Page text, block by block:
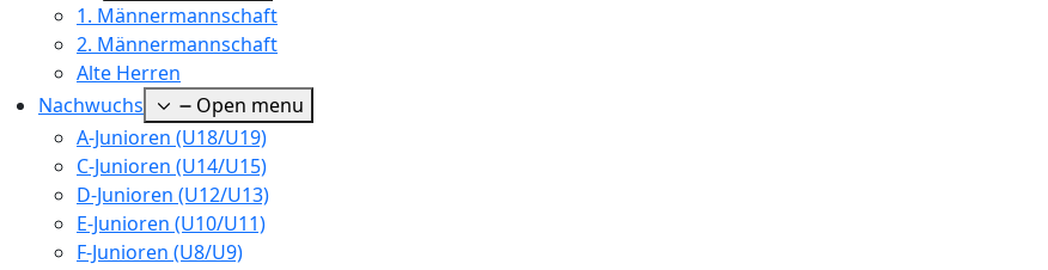
1. Männermannschaft
2. Männermannschaft
Alte Herren
Nachwuchs
Open menu
A-Junioren (U18/U19)
C-Junioren (U14/U15)
D-Junioren (U12/U13)
E-Junioren (U10/U11)
F-Junioren (U8/U9)